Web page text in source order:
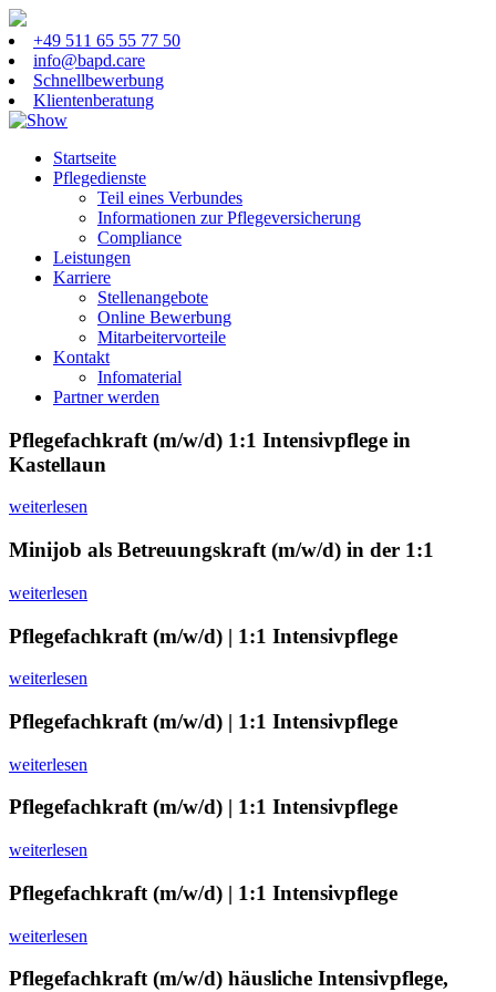
+49 511 65 55 77 50
info@bapd.care
Schnellbewerbung
Klientenberatung
Startseite
Pflegedienste
Teil eines Verbundes
Informationen zur Pflegeversicherung
Compliance
Leistungen
Karriere
Stellenangebote
Online Bewerbung
Mitarbeitervorteile
Kontakt
Infomaterial
Partner werden
Pflegefachkraft (m/w/d) 1:1 Intensivpflege in
Kastellaun
weiterlesen
Minijob als Betreuungskraft (m/w/d) in der 1:1
weiterlesen
Pflegefachkraft (m/w/d) | 1:1 Intensivpflege
weiterlesen
Pflegefachkraft (m/w/d) | 1:1 Intensivpflege
weiterlesen
Pflegefachkraft (m/w/d) | 1:1 Intensivpflege
weiterlesen
Pflegefachkraft (m/w/d) | 1:1 Intensivpflege
weiterlesen
Pflegefachkraft (m/w/d) häusliche Intensivpflege,